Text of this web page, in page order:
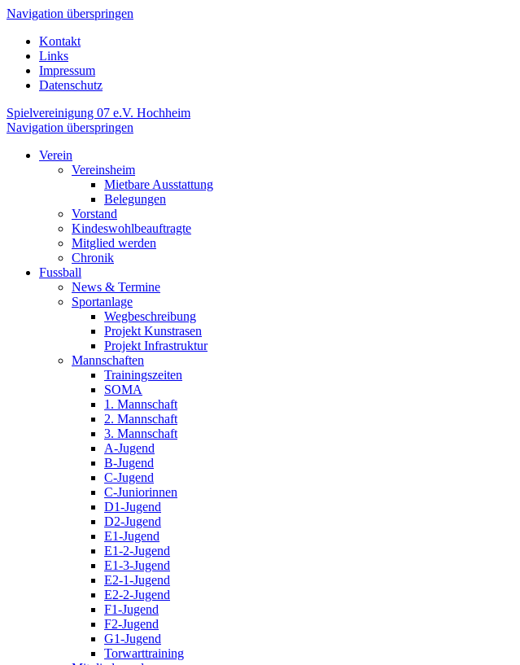
Navigation überspringen
Kontakt
Links
Impressum
Datenschutz
Spielvereinigung 07 e.V. Hochheim
Navigation überspringen
Verein
Vereinsheim
Mietbare Ausstattung
Belegungen
Vorstand
Kindeswohlbeauftragte
Mitglied werden
Chronik
Fussball
News & Termine
Sportanlage
Wegbeschreibung
Projekt Kunstrasen
Projekt Infrastruktur
Mannschaften
Trainingszeiten
SOMA
1. Mannschaft
2. Mannschaft
3. Mannschaft
A-Jugend
B-Jugend
C-Jugend
C-Juniorinnen
D1-Jugend
D2-Jugend
E1-Jugend
E1-2-Jugend
E1-3-Jugend
E2-1-Jugend
E2-2-Jugend
F1-Jugend
F2-Jugend
G1-Jugend
Torwarttraining